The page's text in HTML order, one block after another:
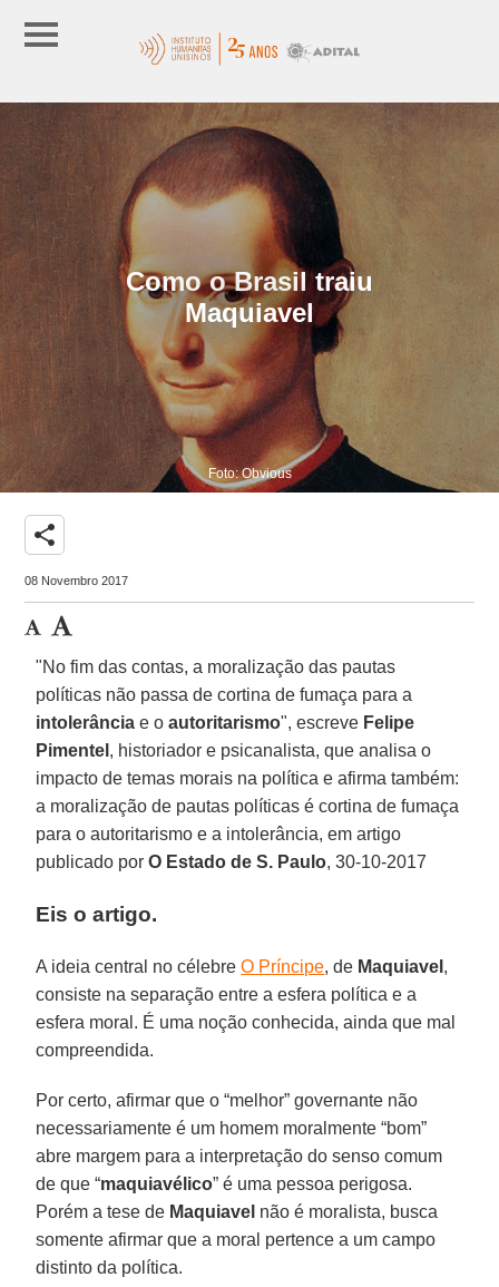
Como o Brasil traiu
Maquiavel
Foto: Obvious
share
08 Novembro 2017
"No fim das contas, a moralização das pautas
políticas não passa de cortina de fumaça para a
intolerância e oautoritarismo", escreve Felipe
Pimentel , historiador e psicanalista, que analisa o
impacto de temas morais na política e afirma também:
a moralização de pautas políticas é cortina de fumaça
para o autoritarismo e a intolerância, em artigo
publicado porO Estado de S. Paulo, 30-10-2017
Eis o artigo.
A ideia central no célebreO Príncipe, de Maquiavel ,
consiste na separação entre a esfera política e a
esfera moral. É uma noção conhecida, ainda que mal
compreendida.
Por certo, afirmar que o “melhor” governante não
necessariamente é um homem moralmente “bom”
abre margem para a interpretação do senso comum
de que “maquiavélico” é uma pessoa perigosa.
Porém a tese de Maquiavel não é moralista, busca
somente afirmar que a moral pertence a um campo
distinto da política.